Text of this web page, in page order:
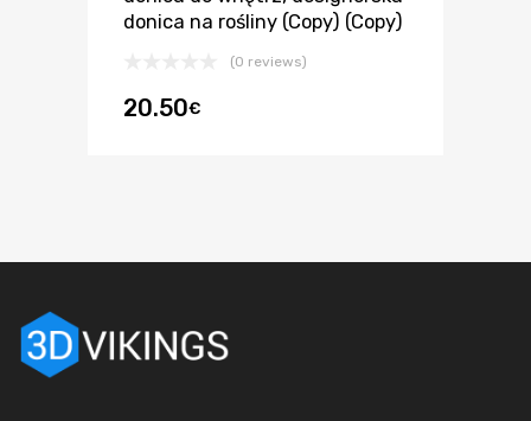
donica na rośliny (Copy) (Copy)
(0 reviews)
20.50€